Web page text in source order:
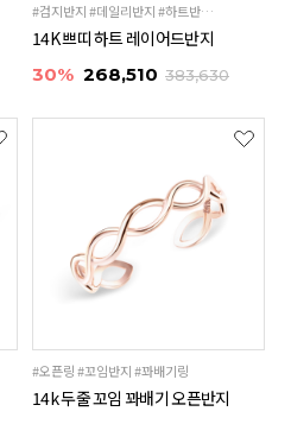
#검지반지 #데일리반지 #하트반지 #레이어드링
14K 쁘띠 하트 레이어드반지
30% 268,510 383,630
#오픈링 #꼬임반지 #꽈배기링
14k 두줄 꼬임 꽈배기 오픈반지